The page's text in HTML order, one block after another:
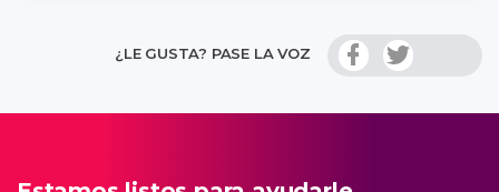
¿LE GUSTA? PASE LA VOZ